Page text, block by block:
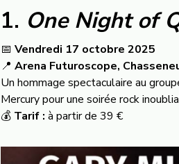
1. One Night of
📅 Vendredi 17 octobre 2025
📍 Arena Futuroscope,
Un hommage spectaculaire au
Mercury pour une soirée rock
💰 Tarif : à partir de 39 €